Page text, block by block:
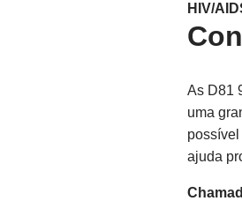
HIV/
As D81
uma
ajuda